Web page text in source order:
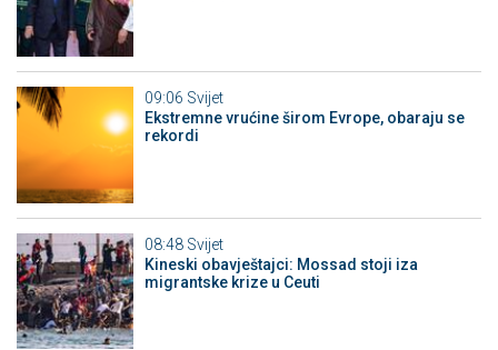
09:06 Svijet
Ekstremne vrućine širom Evrope, obaraju se
rekordi
08:48 Svijet
Kineski obavještajci: Mossad stoji iza
migrantske krize u Ceuti